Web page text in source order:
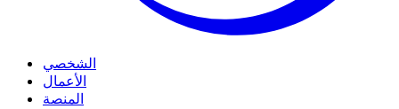
الشخصي
الأعمال
المنصة